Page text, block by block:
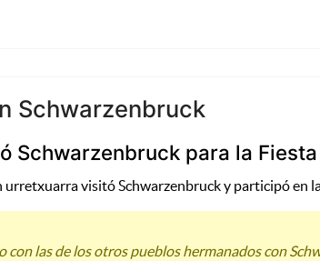
Schwarzenbruck
Schwarzenbruck para la
visitó Schwarzenbruck y participó en
las de los otros pueblos hermanados con